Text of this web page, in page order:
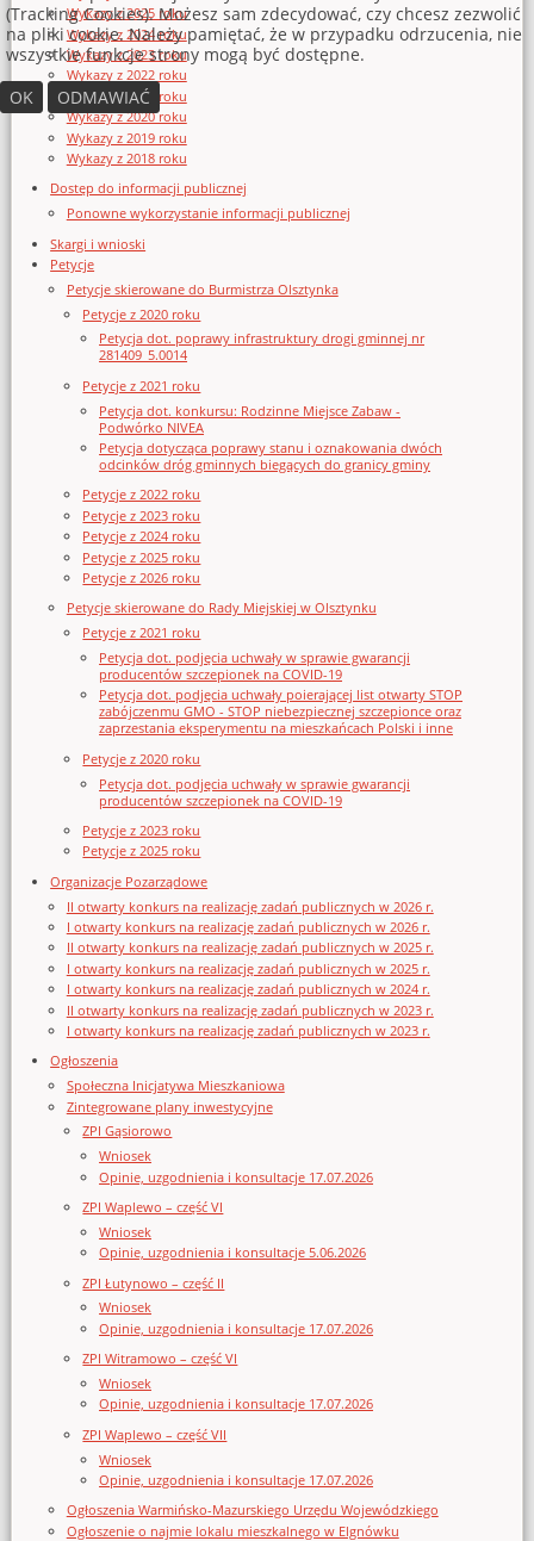
Wykazy z 2025 roku
Wykazy z 2024 roku
Wykazy z 2023 roku
Wykazy z 2022 roku
Wykazy z 2021 roku
Wykazy z 2020 roku
Wykazy z 2019 roku
Wykazy z 2018 roku
Dostęp do informacji publicznej
Ponowne wykorzystanie informacji publicznej
Skargi i wnioski
Petycje
Petycje skierowane do Burmistrza Olsztynka
Petycje z 2020 roku
Petycja dot. poprawy infrastruktury drogi gminnej nr
281409_5.0014
Petycje z 2021 roku
Petycja dot. konkursu: Rodzinne Miejsce Zabaw -
Podwórko NIVEA
Petycja dotycząca poprawy stanu i oznakowania dwóch
odcinków dróg gminnych biegących do granicy gminy
Petycje z 2022 roku
Petycje z 2023 roku
Petycje z 2024 roku
Petycje z 2025 roku
Petycje z 2026 roku
Petycje skierowane do Rady Miejskiej w Olsztynku
Petycje z 2021 roku
Petycja dot. podjęcia uchwały w sprawie gwarancji
producentów szczepionek na COVID-19
Petycja dot. podjęcia uchwały poierającej list otwarty STOP
zabójczenmu GMO - STOP niebezpiecznej szczepionce oraz
zaprzestania eksperymentu na mieszkańcach Polski i inne
Petycje z 2020 roku
Petycja dot. podjęcia uchwały w sprawie gwarancji
producentów szczepionek na COVID-19
Petycje z 2023 roku
Petycje z 2025 roku
Organizacje Pozarządowe
II otwarty konkurs na realizację zadań publicznych w 2026 r.
I otwarty konkurs na realizację zadań publicznych w 2026 r.
II otwarty konkurs na realizację zadań publicznych w 2025 r.
I otwarty konkurs na realizację zadań publicznych w 2025 r.
I otwarty konkurs na realizację zadań publicznych w 2024 r.
II otwarty konkurs na realizację zadań publicznych w 2023 r.
I otwarty konkurs na realizację zadań publicznych w 2023 r.
Ogłoszenia
Społeczna Inicjatywa Mieszkaniowa
Zintegrowane plany inwestycyjne
ZPI Gąsiorowo
Wniosek
Opinie, uzgodnienia i konsultacje 17.07.2026
ZPI Waplewo – część VI
Wniosek
Opinie, uzgodnienia i konsultacje 5.06.2026
ZPI Łutynowo – część II
Wniosek
Opinie, uzgodnienia i konsultacje 17.07.2026
ZPI Witramowo – część VI
Wniosek
Opinie, uzgodnienia i konsultacje 17.07.2026
ZPI Waplewo – część VII
Wniosek
Opinie, uzgodnienia i konsultacje 17.07.2026
Ogłoszenia Warmińsko-Mazurskiego Urzędu Wojewódzkiego
Ogłoszenie o najmie lokalu mieszkalnego w Elgnówku
(Tracking Cookies). Możesz sam zdecydować, czy chcesz zezwolić
na pliki cookie. Należy pamiętać, że w przypadku odrzucenia, nie
wszystkie funkcje strony mogą być dostępne.
OK
ODMAWIAĆ